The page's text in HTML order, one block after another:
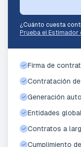
¿Cuánto cuesta
Prueba el Estimador
Firma de
Contratación
Generación
Entidades
Contratos a
Cumplimiento